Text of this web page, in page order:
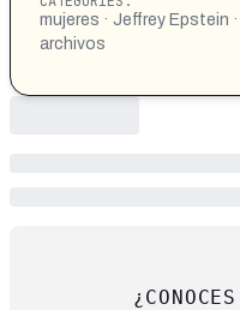
mujeres · Jeffrey Epstein ·
archivos
¿CONOCES